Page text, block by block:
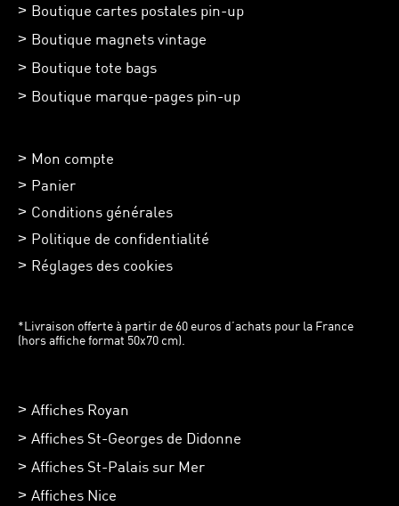
Boutique cartes postales pin-up
Boutique magnets vintage
Boutique tote bags
Boutique marque-pages pin-up
Mon compte
Panier
Conditions générales
Politique de confidentialité
Réglages des cookies
*Livraison offerte à partir de 60 euros d’achats pour la France
(hors affiche format 50x70 cm).
Affiches Royan
Affiches St-Georges de Didonne
Affiches St-Palais sur Mer
Affiches Nice